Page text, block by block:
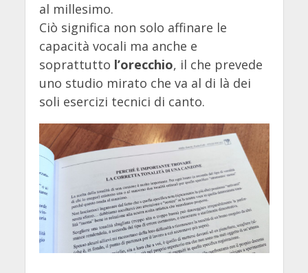
al millesimo.
Ciò significa non solo affinare le
capacità vocali ma anche e
soprattutto l’orecchio, il che prevede
uno studio mirato che va al di là dei
soli esercizi tecnici di canto.